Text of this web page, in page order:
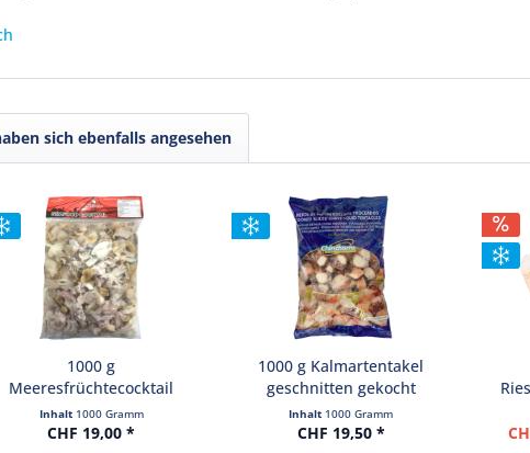
sich ebenfalls angesehen
1000 g
Meeresfrüchtecocktail
gekocht
Inhalt 1000 Gramm
CHF 19,00 *
1000 g Kalmartentakel
geschnitten gekocht
Inhalt 1000 Gramm
CHF 19,50 *